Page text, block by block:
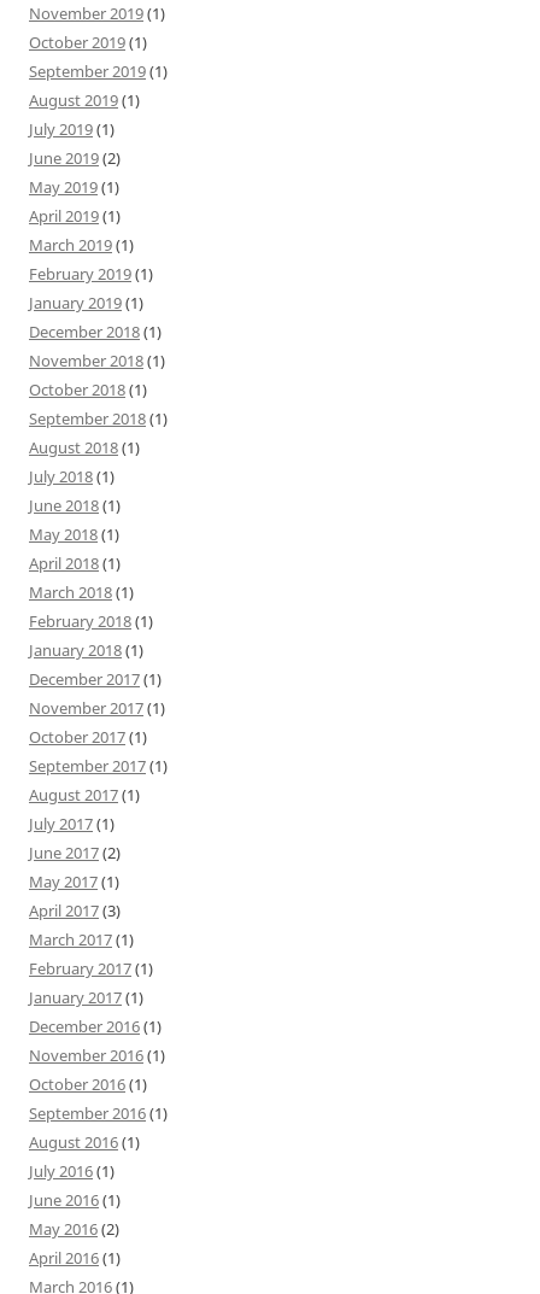
November 2019(1)
October 2019(1)
September 2019(1)
August 2019(1)
July 2019(1)
June 2019(2)
May 2019(1)
April 2019(1)
March 2019(1)
February 2019(1)
January 2019(1)
December 2018(1)
November 2018(1)
October 2018(1)
September 2018(1)
August 2018(1)
July 2018(1)
June 2018(1)
May 2018(1)
April 2018(1)
March 2018(1)
February 2018(1)
January 2018(1)
December 2017(1)
November 2017(1)
October 2017(1)
September 2017(1)
August 2017(1)
July 2017(1)
June 2017(2)
May 2017(1)
April 2017(3)
March 2017(1)
February 2017(1)
January 2017(1)
December 2016(1)
November 2016(1)
October 2016(1)
September 2016(1)
August 2016(1)
July 2016(1)
June 2016(1)
May 2016(2)
April 2016(1)
March 2016(1)